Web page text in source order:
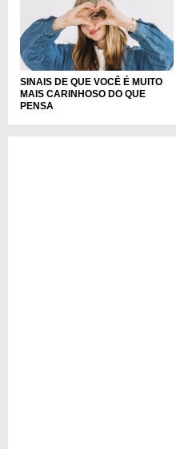
SINAIS DE QUE VOCÊ É MUITO
MAIS CARINHOSO DO QUE
PENSA